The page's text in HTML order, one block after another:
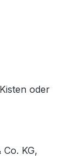
oder
KG,